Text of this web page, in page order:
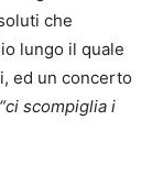
che
lungo il quale
ed un concerto
“ci scompiglia i